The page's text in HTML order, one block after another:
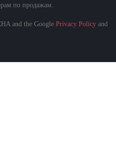
по продажам.
and the Google Privacy Policy and